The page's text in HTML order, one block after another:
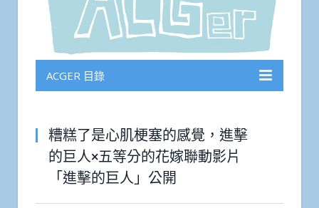
ACGER 目錄
糟糕了是心肌梗塞的感覺，進擊
的巨人×五等分的花嫁聯動影片
「進擊的巨人」公開